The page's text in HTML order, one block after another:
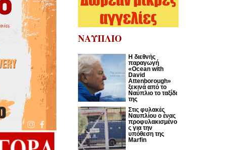
ΝΑΥΠΛΙΟ
Η διεθνής
παραγωγή
«Ocean with
David
Attenborough»
ξεκινά από το
Ναύπλιο το ταξίδι
της
Στις φυλακές
Ναυπλίου ο ένας
προφυλακισμένο
ς για την
υπόθεση της
Marfin